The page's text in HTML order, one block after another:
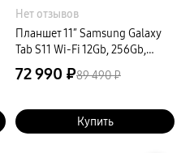
Нет отзывов
Планшет 11″ Samsung Galaxy
Tab S11 Wi-Fi 12Gb, 256Gb,
серый
72 990 ₽89 490 ₽
Купить